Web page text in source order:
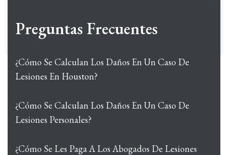
Preguntas Frecuentes
¿Cómo Se Calculan Los Daños En Un Caso De
Lesiones En Houston?
¿Cómo Se Calculan Los Daños En Un Caso De
Lesiones Personales?
¿Cómo Se Les Paga A Los Abogados De Lesiones